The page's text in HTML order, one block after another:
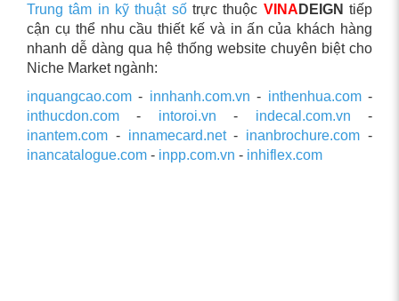
Trung tâm in kỹ thuật sốtrực thuộc VINA DEIGN tiếp
cận cụ thể nhu cầu thiết kế và in ấn của khách hàng
nhanh dễ dàng qua hệ thống website chuyên biệt cho
Niche Market ngành:
inquangcao.com - innhanh.com.vn - inthenhua.com-
inthucdon.com - intoroi.vn - indecal.com.vn -
inantem.com - innamecard.net- inanbrochure.com -
inancatalogue.com - inpp.com.vn - inhiflex.com